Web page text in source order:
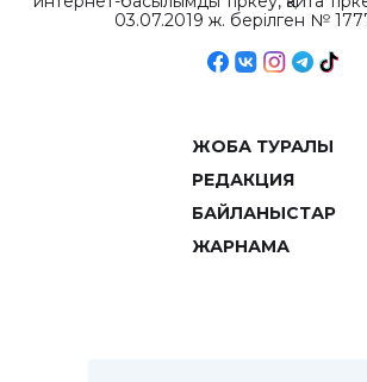
03.07.2019 ж. берілген №
ЖОБА ТУРАЛЫ
РЕДАКЦИЯ
БАЙЛАНЫСТАР
ЖАРНАМА